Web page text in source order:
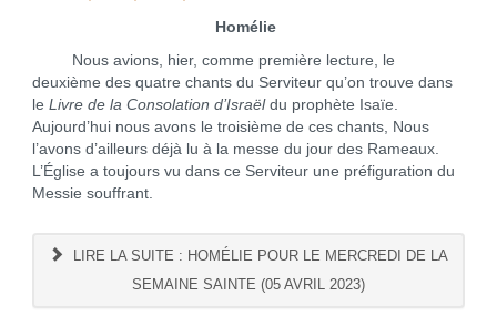
Homélie
Nous avions, hier, comme première lecture, le
deuxième des quatre chants du Serviteur qu’on trouve dans
le Livre de la Consolation d’Israël du prophète Isaïe.
Aujourd’hui nous avons le troisième de ces chants, Nous
l’avons d’ailleurs déjà lu à la messe du jour des Rameaux.
L’Église a toujours vu dans ce Serviteur une préfiguration du
Messie souffrant.
LIRE LA SUITE : HOMÉLIE POUR LE MERCREDI DE LA
SEMAINE SAINTE (05 AVRIL 2023)